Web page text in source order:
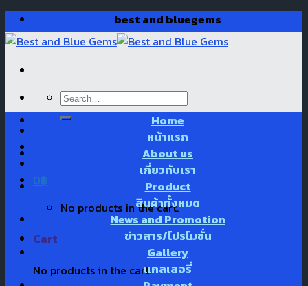
Skip
to
content
best and bluegems
Search
for:
0฿
No products in the cart.
Cart
No products in the cart.
Home
หน้าแรก
About us
เกี่ยวกับเรา
Product
สินค้าทั้งหมด
News and Promotion
ข่าวสาร/โปรโมชั่น
Gallery
แกลเลอรี่